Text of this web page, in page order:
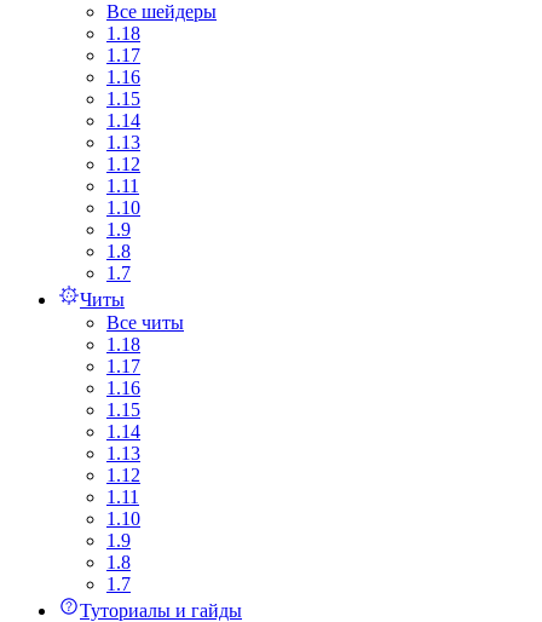
Все шейдеры
1.18
1.17
1.16
1.15
1.14
1.13
1.12
1.11
1.10
1.9
1.8
1.7
Читы
Все читы
1.18
1.17
1.16
1.15
1.14
1.13
1.12
1.11
1.10
1.9
1.8
1.7
Туториалы и гайды